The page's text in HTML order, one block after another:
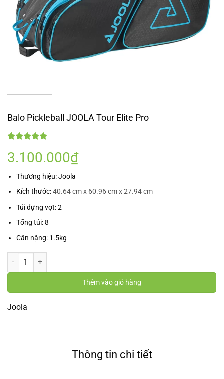
Balo Pickleball JOOLA Tour Elite Pro
dựa trên
đánh giá
3.100.000₫
Thương hiệu: Joola
Kích thước:40.64 cm x 60.96 cm x 27.94 cm
Túi đựng vợt: 2
Tổng túi: 8
Cân nặng: 1.5kg
Balo Pickleball JOOLA Tour Elite Pro số lượng
Thêm vào giỏ hàng
Joola
Thông tin chi tiết